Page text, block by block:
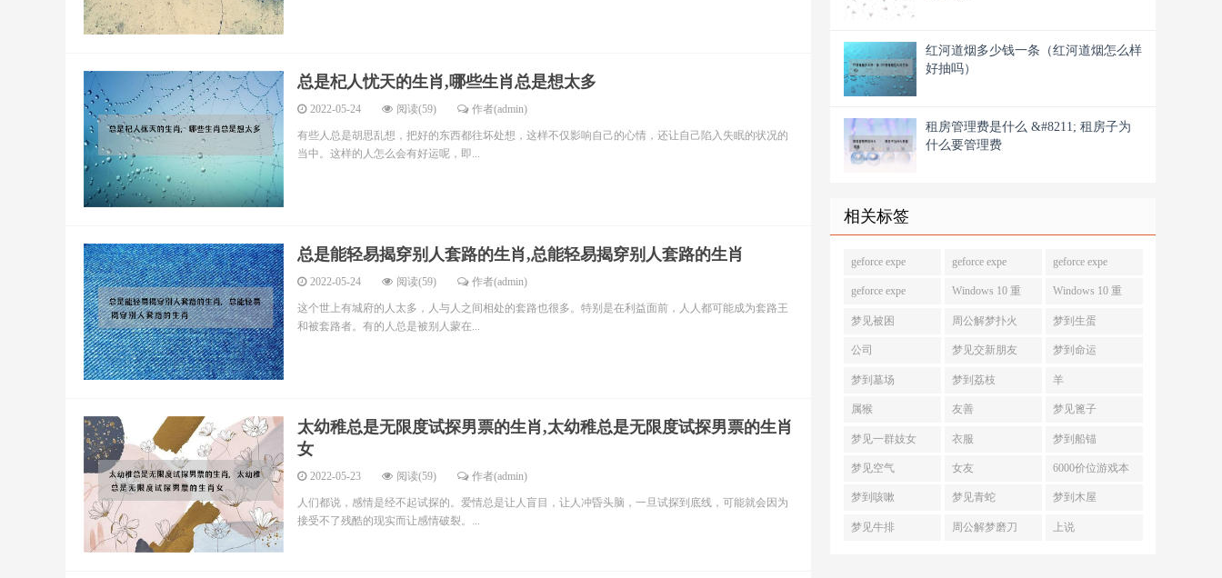
总是杞人忧天的生肖,哪些生肖总是想太多
2022-05-24 阅读(59) 作者(admin)
有些人总是胡思乱想，把好的东西都往坏处想，这样不仅影响自己的心情，还让自己陷入失眠的状况的
当中。这样的人怎么会有好运呢，即...
总是能轻易揭穿别人套路的生肖,总能轻易揭穿别人套路的生肖
2022-05-24 阅读(59) 作者(admin)
这个世上有城府的人太多，人与人之间相处的套路也很多。特别是在利益面前，人人都可能成为套路王
和被套路者。有的人总是被别人蒙在...
太幼稚总是无限度试探男票的生肖,太幼稚总是无限度试探男票的生肖
女
2022-05-23 阅读(59) 作者(admin)
人们都说，感情是经不起试探的。爱情总是让人盲目，让人冲昏头脑，一旦试探到底线，可能就会因为
接受不了残酷的现实而让感情破裂。...
红河道烟多少钱一条（红河道烟怎么样
好抽吗）
租房管理费是什么 &#8211; 租房子为
什么要管理费
相关标签
geforce expe geforce expe geforce expe
geforce expe Windows 10 重 Windows 10 重
梦见被困 周公解梦扑火 梦到生蛋
公司 梦见交新朋友 梦到命运
梦到墓场 梦到荔枝 羊
属猴 友善 梦见篦子
梦见一群妓女 衣服 梦到船锚
梦见空气 女友 6000价位游戏本
梦到咳嗽 梦见青蛇 梦到木屋
梦见牛排 周公解梦磨刀 上说